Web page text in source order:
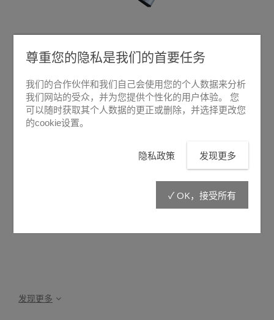
发现更多
尊重您的隐私是我们的首要任务
我们的合作伙伴和我们自己会使用您的个人数据来分析
我们网站的受众，并为您提供个性化的用户体验。 您
可以随时获取其个人数据的更正或删除，并选择更改您
的cookie设置。
隐私政策 发现更多
✓ OK，接受所有